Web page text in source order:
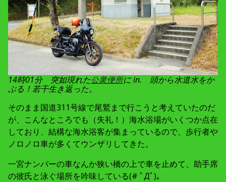
14時01分 突如現れた公衆便所に in.
頭から水道水をか
ぶる！若干生き返った。
そのまま国道311号線で尾鷲まで行こうと考えていたのだ
が、こんなところでも（失礼！）海水浴場がいくつか点在
しており、結構な海水浴客が集まっているので、歩行者や
ノロノロ車が多くてウンザリしてきた。
一宮ナンバーの車なんか狭い橋の上で車を止めて、助手席
の彼氏と泳ぐ場所を吟味している(# ﾟДﾟ)。